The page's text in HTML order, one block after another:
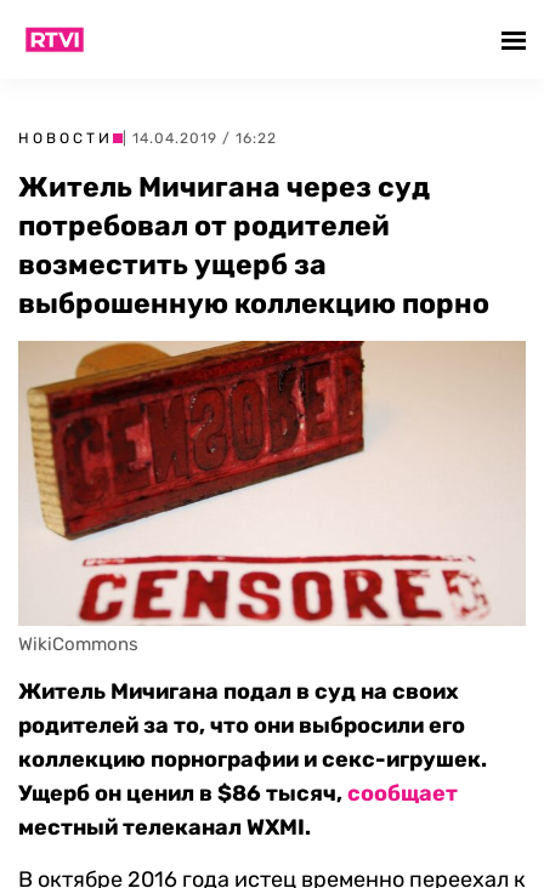
НОВОСТИ | 14.04.2019 / 16:22
Житель Мичигана через суд
потребовал от родителей
возместить ущерб за
выброшенную коллекцию порно
WikiCommons
Житель Мичигана подал в суд на своих
родителей за то, что они выбросили его
коллекцию порнографии и секс-игрушек.
Ущерб он ценил в $86 тысяч,сообщает
местный телеканал WXMI.
В октябре 2016 года истец временно переехал к